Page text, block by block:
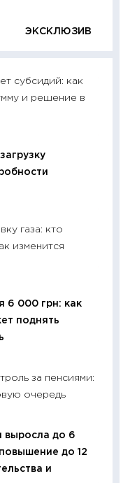
ЭКСКЛЮЗИВ
субсидий: как
и решение в
газа: кто
изменится
6 000 грн: как
поднять
за пенсиями:
очередь
выросла до 6
до 12
и